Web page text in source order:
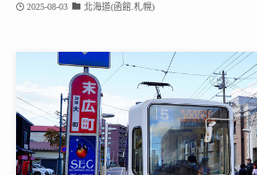
2025-08-03 北海道(函館.札幌)